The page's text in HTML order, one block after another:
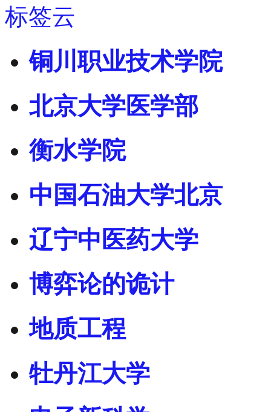
标签云
铜川职业技术学院
北京大学医学部
衡水学院
中国石油大学北京
辽宁中医药大学
博弈论的诡计
地质工程
牡丹江大学